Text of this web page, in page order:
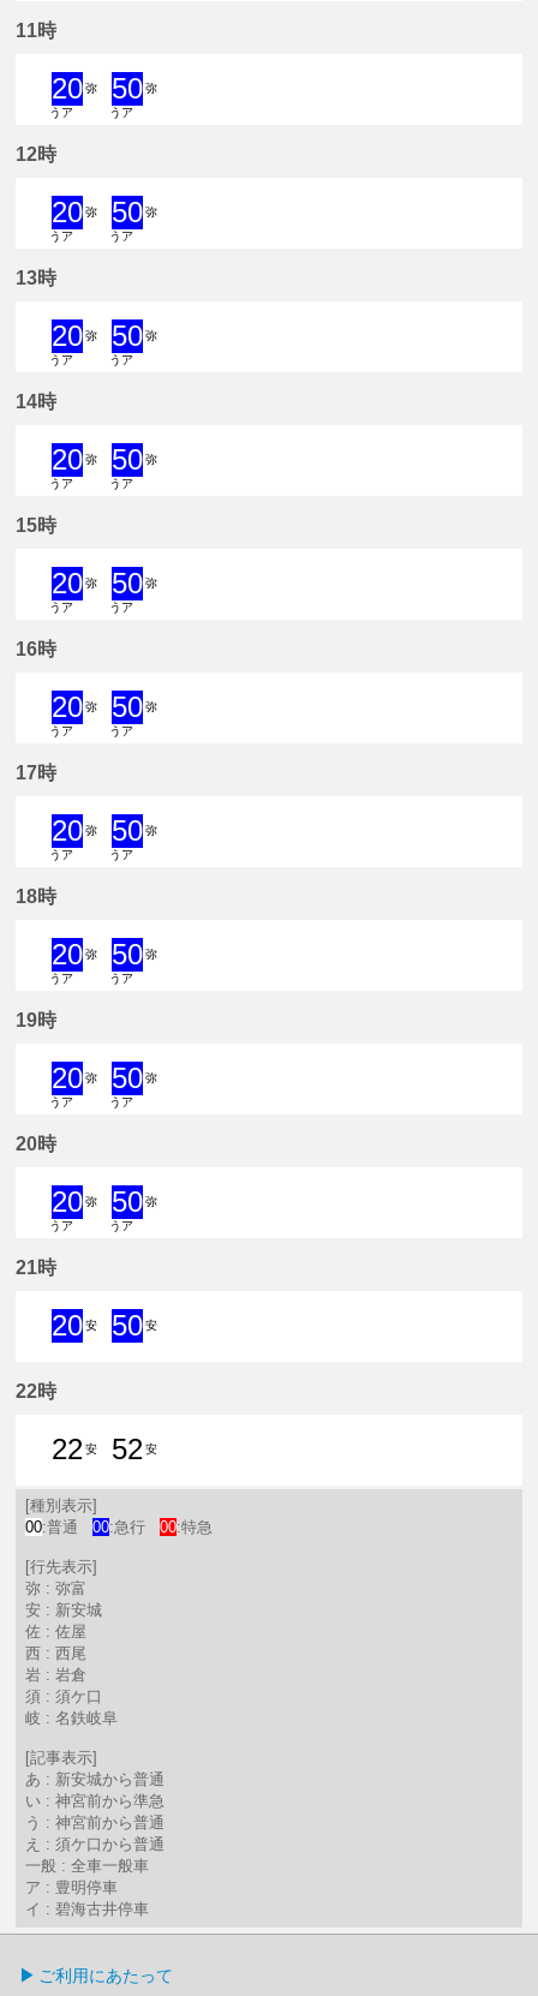
11時
20弥
うア
50弥
うア
12時
20弥
うア
50弥
うア
13時
20弥
うア
50弥
うア
14時
20弥
うア
50弥
うア
15時
20弥
うア
50弥
うア
16時
20弥
うア
50弥
うア
17時
20弥
うア
50弥
うア
18時
20弥
うア
50弥
うア
19時
20弥
うア
50弥
うア
20時
20弥
うア
50弥
うア
21時
20安
50安
22時
22
22分はつ 普通新安城いき
安
52
52分はつ 普通新安城いき
安
[種別表示]
00:普通 00:急行 00:特急
[行先表示]
弥 : 弥富
安 : 新安城
佐 : 佐屋
西 : 西尾
岩 : 岩倉
須 : 須ケ口
岐 : 名鉄岐阜
[記事表示]
あ : 新安城から普通
い : 神宮前から準急
う : 神宮前から普通
え : 須ケ口から普通
一般 : 全車一般車
ア : 豊明停車
イ : 碧海古井停車
ご利用にあたって